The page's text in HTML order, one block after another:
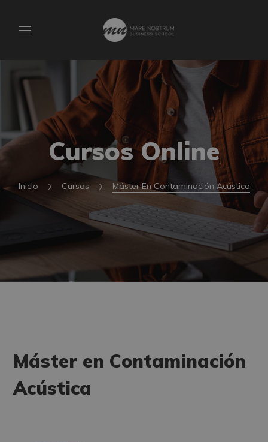
Cursos Online
Inicio Cursos Máster En Contaminación Acústica
Máster en Contaminación
Acústica